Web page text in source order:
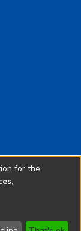
estan
por
for the